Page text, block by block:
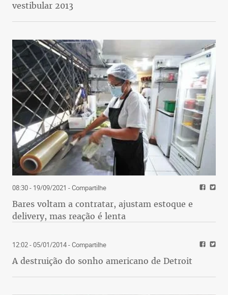
vestibular 2013
08:30 - 19/09/2021 - Compartilhe
Bares voltam a contratar, ajustam estoque e
delivery, mas reação é lenta
12:02 - 05/01/2014- Compartilhe
A destruição do sonho americano de Detroit